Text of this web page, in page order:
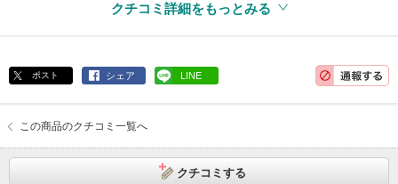
クチコミ詳細をもっとみる
ポスト シェア LINE
この商品のクチコミ一覧へ
クチコミする